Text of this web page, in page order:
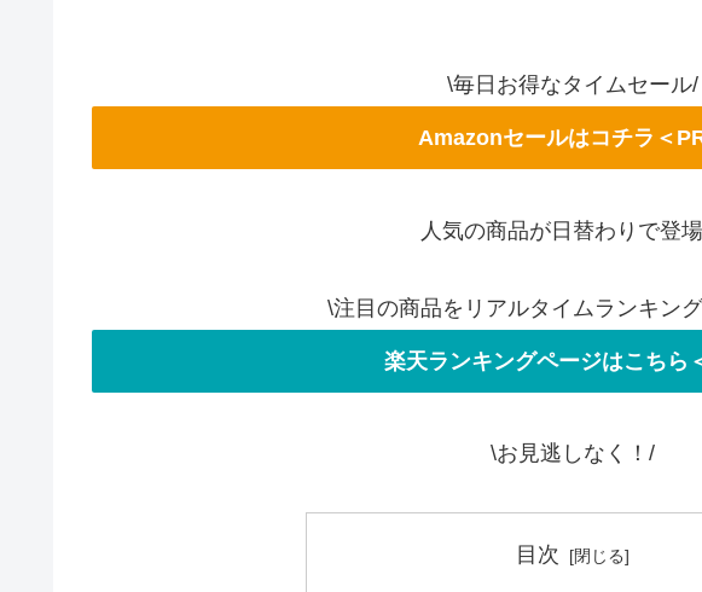
\毎日お得なタイムセール/
Amazonセールはコチラ＜
人気の商品が日替わりで登場
\注目の商品をリアルタイムランキン
楽天ランキングページはこちら
\お見逃しなく！/
目次